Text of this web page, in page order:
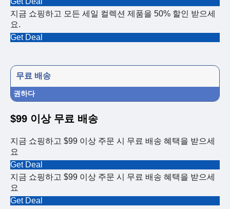
지금 쇼핑하고 모든 세일 컬렉션 제품을 50% 할인 받으세
요.
Get Deal
무료 배송
권하다
$99 이상 무료 배송
지금 쇼핑하고 $99 이상 주문 시 무료 배송 혜택을 받으세
요
Get Deal
지금 쇼핑하고 $99 이상 주문 시 무료 배송 혜택을 받으세
요
Get Deal